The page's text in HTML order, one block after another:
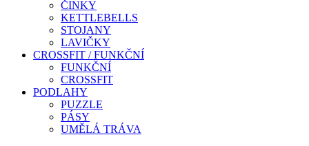
ČINKY
KETTLEBELLS
STOJANY
LAVIČKY
CROSSFIT / FUNKČNÍ
FUNKČNÍ
CROSSFIT
PODLAHY
PUZZLE
PÁSY
UMĚLÁ TRÁVA